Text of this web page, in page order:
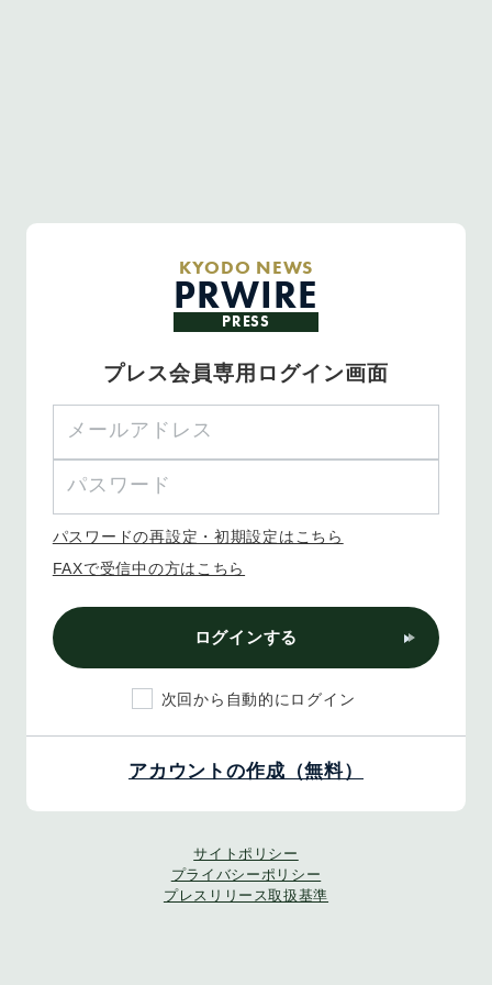
KYODO NEWS
PRWIRE
PRESS
プレス会員専用ログイン画面
パスワードの再設定・初期設定はこちら
FAXで受信中の方はこちら
ログインする
次回から自動的にログイン
アカウントの作成（無料）
サイトポリシー
プライバシーポリシー
プレスリリース取扱基準